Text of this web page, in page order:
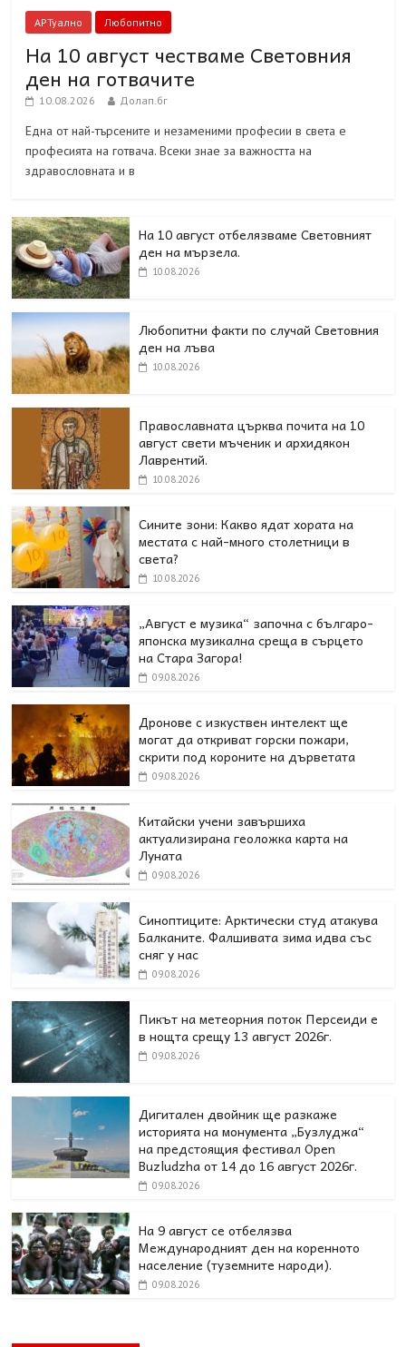
АРТуално Любопитно
На 10 август честваме Световния
ден на готвачите
10.08.2026 Долап.бг
Една от най-търсените и незаменими професии в света е
професията на готвача. Всеки знае за важността на
здравословната и в
На 10 август отбелязваме Световният
ден на мързела.
10.08.2026
Любопитни факти по случай Световния
ден на лъва
10.08.2026
Православната църква почита на 10
август свети мъченик и архидякон
Лаврентий.
10.08.2026
Сините зони: Какво ядат хората на
местата с най-много столетници в
света?
10.08.2026
„Август е музика“ започна с българо-
японска музикална среща в сърцето
на Стара Загора!
09.08.2026
Дронове с изкуствен интелект ще
могат да откриват горски пожари,
скрити под короните на дърветата
09.08.2026
Китайски учени завършиха
актуализирана геоложка карта на
Луната
09.08.2026
Синоптиците: Арктически студ атакува
Балканите. Фалшивата зима идва със
сняг у нас
09.08.2026
Пикът на метеорния поток Персеиди е
в нощта срещу 13 август 2026г.
09.08.2026
Дигитален двойник ще разкаже
историята на монумента „Бузлуджа“
на предстоящия фестивал Open
Buzludzha от 14 до 16 август 2026г.
09.08.2026
На 9 август се отбелязва
Международният ден на коренното
население (туземните народи).
09.08.2026